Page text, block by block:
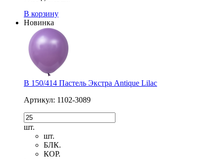
В корзину
Новинка
В 150/414 Пастель Экстра Antique Lilac
Артикул: 1102-3089
шт.
шт.
БЛК.
КОР.